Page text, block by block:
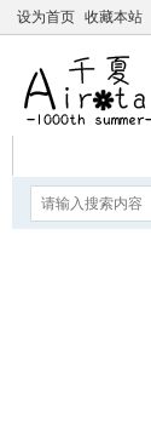
设为首页 收藏本站